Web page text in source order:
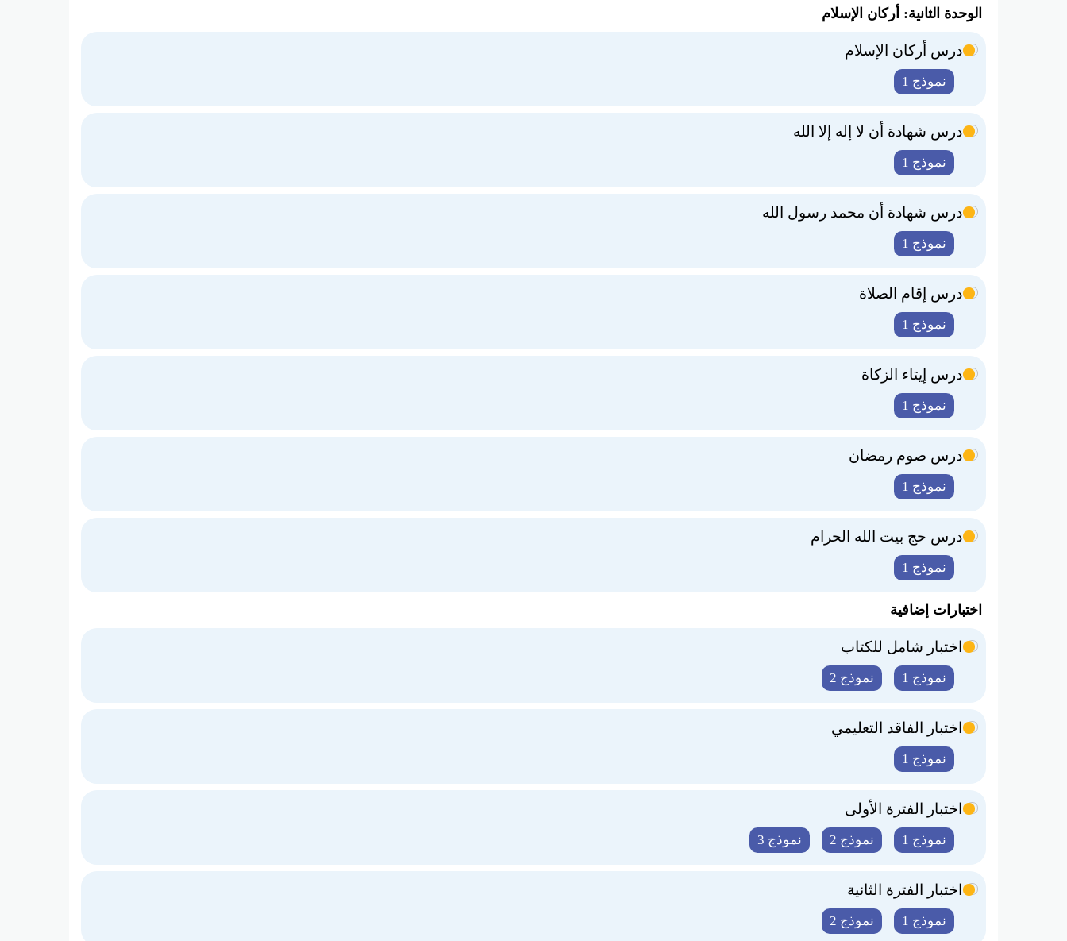
الوحدة الثانية: أركان الإسلام
درس أركان الإسلام
نموذج 1
درس شهادة أن لا إله إلا الله
نموذج 1
درس شهادة أن محمد رسول الله
نموذج 1
درس إقام الصلاة
نموذج 1
درس إيتاء الزكاة
نموذج 1
درس صوم رمضان
نموذج 1
درس حج بيت الله الحرام
نموذج 1
اختبارات إضافية
اختبار شامل للكتاب
نموذج 1 نموذج 2
اختبار الفاقد التعليمي
نموذج 1
اختبار الفترة الأولى
نموذج 1 نموذج 2 نموذج 3
اختبار الفترة الثانية
نموذج 1 نموذج 2